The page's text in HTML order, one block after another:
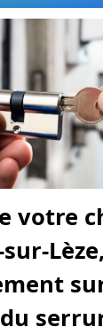
votre